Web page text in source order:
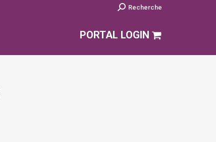
Search:Recherche
PORTAL LOGIN